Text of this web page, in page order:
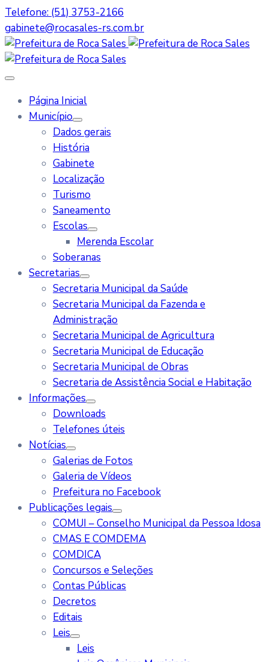
Telefone: (51) 3753-2166
gabinete@rocasales-rs.com.br
Página Inicial
Município
Dados gerais
História
Gabinete
Localização
Turismo
Saneamento
Escolas
Merenda Escolar
Soberanas
Secretarias
Secretaria Municipal da Saúde
Secretaria Municipal da Fazenda e
Administração
Secretaria Municipal de Agricultura
Secretaria Municipal de Educação
Secretaria Municipal de Obras
Secretaria de Assistência Social e Habitação
Informações
Downloads
Telefones úteis
Notícias
Galerias de Fotos
Galeria de Vídeos
Prefeitura no Facebook
Publicações legais
COMUI – Conselho Municipal da Pessoa Idosa
CMAS E COMDEMA
COMDICA
Concursos e Seleções
Contas Públicas
Decretos
Editais
Leis
Leis